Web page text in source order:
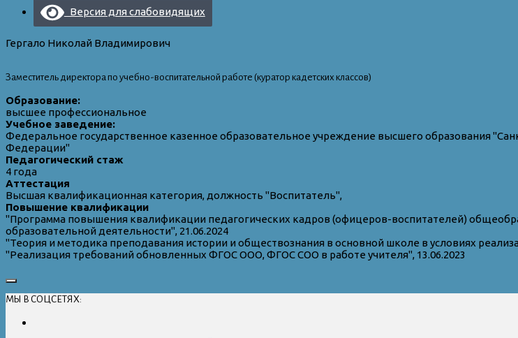
Версия для слабовидящих
Гергало Николай Владимирович
Заместитель директора по учебно-воспитательной работе (куратор кадетских классов)
Образование:
высшее профессиональное
Учебное заведение:
Федеральное государственное казенное образовательное учреждение высшего образования
Федерации"
Педагогический стаж
4 года
Аттестация
Высшая квалификационная категория, должность "Воспитатель",
Повышение квалификации
"Программа повышения квалификации педагогических кадров (офицеров-воспитателей)
образовательной деятельности", 21.06.2024
"Теория и методика преподавания истории и обществознания в основной школе в условиях
"Реализация требований обновленных ФГОС ООО, ФГОС СОО в работе учителя", 13.06.2023
МЫ В СОЦСЕТЯХ: